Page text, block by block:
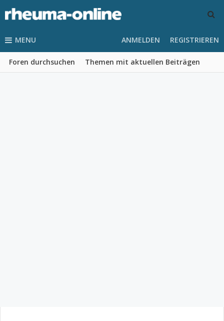
MENU
Foren durchsuchen Themen mit aktuellen Beiträgen
ANMELDEN REGISTRIEREN